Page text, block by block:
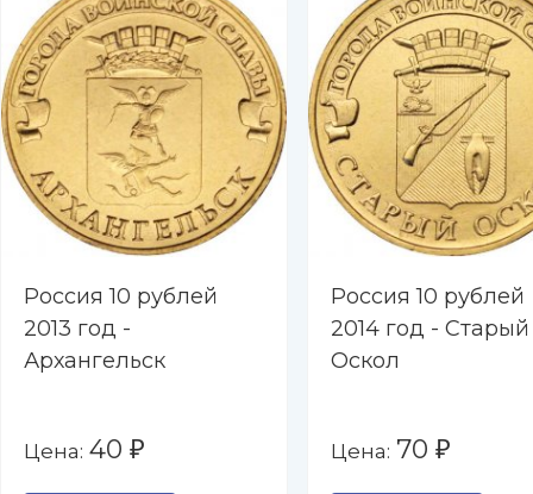
Россия 10 рублей
2013 год -
Архангельск
Цена: 40 ₽
Россия 10 рублей
2014 год - Старый
Оскол
Цена: 70 ₽